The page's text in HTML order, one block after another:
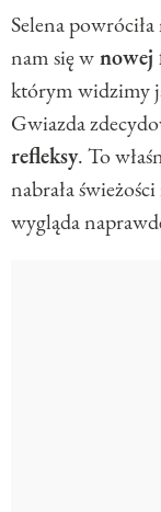
Selena
nam się wnowej
którym widzimy
Gwiazda
refleksy. To
nabrała
wygląda